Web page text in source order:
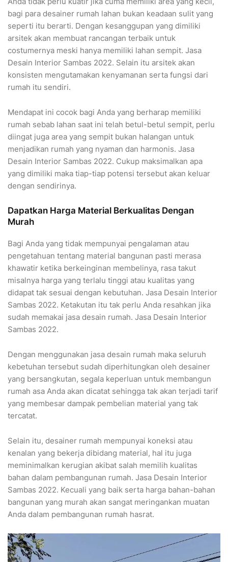
bagi para desainer rumah lahan bukan keadaan sulit yang
seperti itu berarti. Dengan kesanggupan yang dimiliki
arsitek akan membuat rancangan terbaik untuk
costumernya meski hanya memiliki lahan sempit. Jasa
Desain Interior Sambas 2022. Selain itu arsitek akan
konsisten mengutamakan kenyamanan serta fungsi dari
rumah itu sendiri.
Mendapat ini cocok bagi Anda yang berharap memiliki
rumah sebab lahan saat ini telah betul-betul sempit, perlu
diingat juga area yang sempit bukan halangan untuk
menjadikan rumah yang nyaman dan harmonis. Jasa
Desain Interior Sambas 2022. Cukup maksimalkan apa
yang dimiliki maka tiap-tiap potensi tersebut akan keluar
dengan sendirinya.
Dapatkan Harga Material Berkualitas Dengan
Murah
Bagi Anda yang tidak mempunyai pengalaman atau
pengetahuan tentang material bangunan pasti merasa
khawatir ketika berkeinginan membelinya, rasa takut
misalnya harga yang terlalu tinggi atau kualitas yang
didapat tak sesuai dengan kebutuhan. Jasa Desain Interior
Sambas 2022. Ketakutan itu tak perlu Anda resahkan jika
sudah memakai jasa desain rumah. Jasa Desain Interior
Sambas 2022.
Dengan menggunakan jasa desain rumah maka seluruh
kebetuhan tersebut sudah diperhitungkan oleh desainer
yang bersangkutan, segala keperluan untuk membangun
rumah asa Anda akan dicatat sehingga tak akan terjadi tarif
yang membesar dampak pembelian material yang tak
tercatat.
Selain itu, desainer rumah mempunyai koneksi atau
kenalan yang bekerja dibidang material, hal itu juga
meminimalkan kerugian akibat salah memilih kualitas
bahan dalam pembangunan rumah. Jasa Desain Interior
Sambas 2022. Kecuali yang baik serta harga bahan-bahan
bangunan yang murah akan sangat meringankan muatan
Anda dalam pembangunan rumah hasrat.